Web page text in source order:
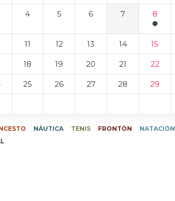
4 5 6 7 8
11 12 13 14 15
18 19 20 21 22
25 26 27 28 29
NÁUTICA TENIS FRONTÓN
NATACIÓN